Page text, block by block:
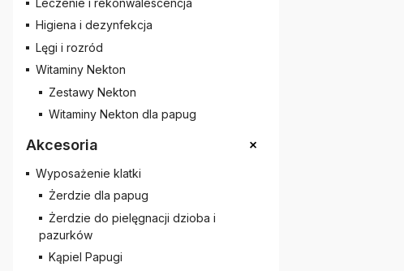
Leczenie i rekonwalescencja
Higiena i dezynfekcja
Lęgi i rozród
Witaminy Nekton
Zestawy Nekton
Witaminy Nekton dla papug
Akcesoria +
Wyposażenie klatki
Żerdzie dla papug
Żerdzie do pielęgnacji dzioba i
pazurków
Kąpiel Papugi